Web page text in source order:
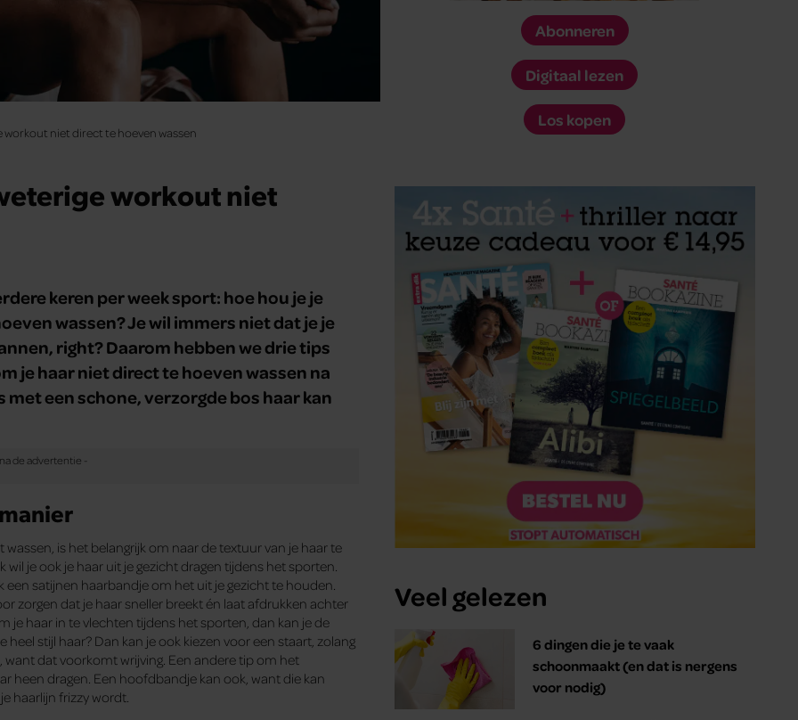
workout niet direct te hoeven wassen
workout niet
keren per week sport: hoe hou je je
wassen? Je wil immers niet dat je je
right? Daarom hebben we drie tips
je haar niet direct te hoeven wassen na
een schone, verzorgde bos haar kan
is het belangrijk om naar de textuur van je haar te
wil je ook je haar uit je gezicht dragen tijdens het sporten.
satijnen haarbandje om het uit je gezicht te houden.
zorgen dat je haar sneller breekt én laat afdrukken achter
je haar in te vlechten tijdens het sporten, dan kan je de
stijl haar? Dan kan je ook kiezen voor een staart, zolang
dat voorkomt wrijving. Een andere tip om het
heen dragen. Een hoofdbandje kan ook, want die kan
haarlijn frizzy wordt.
Abonneren
Digitaal lezen
Los kopen